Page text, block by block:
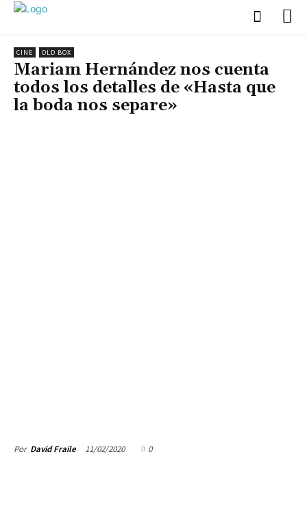
CINE OLD BOX
Mariam Hernández nos cuenta
todos los detalles de «Hasta que
la boda nos separe»
Por David Fraile 11/02/2020 0